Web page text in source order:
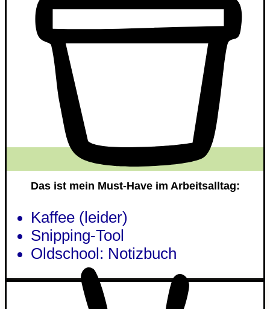
Das ist mein Must-Have im Arbeitsalltag:
Kaffee (leider)
Snipping-Tool
Oldschool: Notizbuch